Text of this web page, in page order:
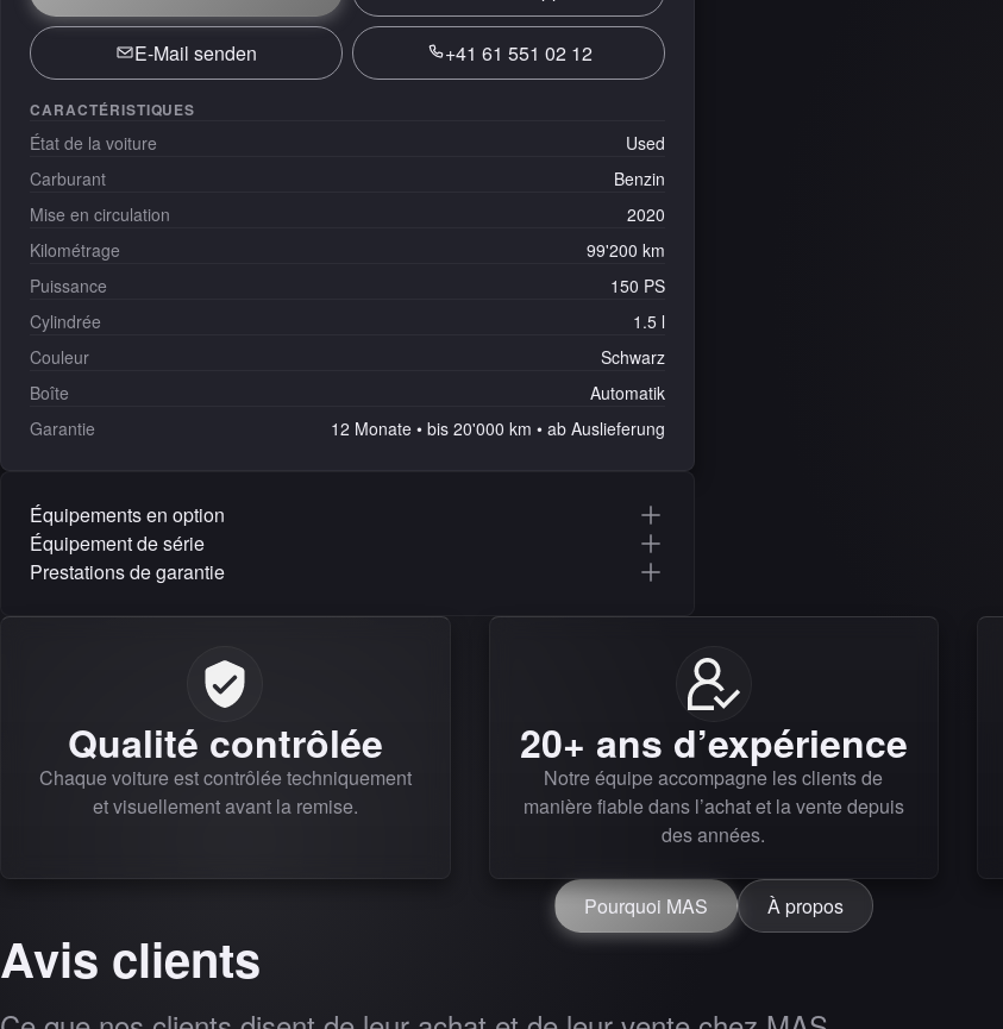
E-Mail senden +41 61 551 02 12
CARACTÉRISTIQUES
État de la voiture
Used
Carburant
Benzin
Mise en circulation
2020
Kilométrage
99'200 km
Puissance
150 PS
Cylindrée
1.5 l
Couleur
Schwarz
Boîte
Automatik
Garantie
12 Monate • bis 20'000 km • ab Auslieferung
Équipements en option
Équipement de série
Prestations de garantie
Qualité contrôlée
Chaque voiture est contrôlée techniquement
et visuellement avant la remise.
20+ ans d’expérience
Notre équipe accompagne les clients de
manière fiable dans l’achat et la vente depuis
des années.
Pourquoi MAS À propos
Avis clients